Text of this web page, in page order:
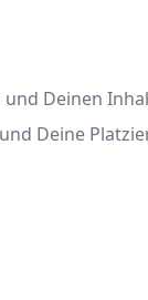
Deinen
Deine